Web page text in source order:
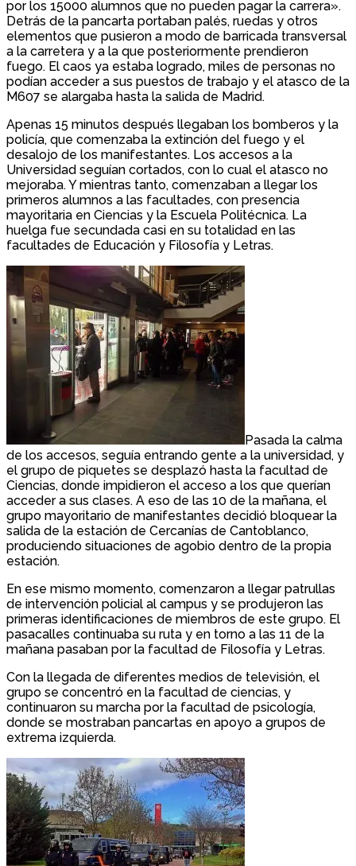
por los 15000 alumnos que no pueden pagar la carrera».
Detrás de la pancarta portaban palés, ruedas y otros
elementos que pusieron a modo de barricada transversal
a la carretera y a la que posteriormente prendieron
fuego. El caos ya estaba logrado, miles de personas no
podían acceder a sus puestos de trabajo y el atasco de la
M607 se alargaba hasta la salida de Madrid.
Apenas 15 minutos después llegaban los bomberos y la
policía, que comenzaba la extinción del fuego y el
desalojo de los manifestantes. Los accesos a la
Universidad seguían cortados, con lo cual el atasco no
mejoraba. Y mientras tanto, comenzaban a llegar los
primeros alumnos a las facultades, con presencia
mayoritaria en Ciencias y la Escuela Politécnica. La
huelga fue secundada casi en su totalidad en las
facultades de Educación y Filosofía y Letras.
Pasada la calma
de los accesos, seguía entrando gente a la universidad, y
el grupo de piquetes se desplazó hasta la facultad de
Ciencias, donde impidieron el acceso a los que querían
acceder a sus clases. A eso de las 10 de la mañana, el
grupo mayoritario de manifestantes decidió bloquear la
salida de la estación de Cercanías de Cantoblanco,
produciendo situaciones de agobio dentro de la propia
estación.
En ese mismo momento, comenzaron a llegar patrullas
de intervención policial al campus y se produjeron las
primeras identificaciones de miembros de este grupo. El
pasacalles continuaba su ruta y en torno a las 11 de la
mañana pasaban por la facultad de Filosofía y Letras.
Con la llegada de diferentes medios de televisión, el
grupo se concentró en la facultad de ciencias, y
continuaron su marcha por la facultad de psicología,
donde se mostraban pancartas en apoyo a grupos de
extrema izquierda.